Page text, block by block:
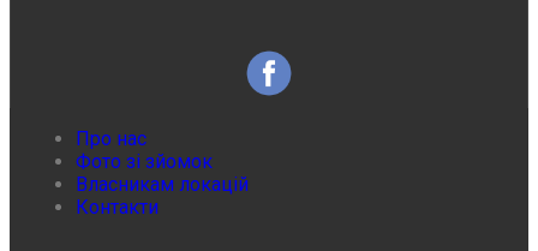
Про нас
Фото зі зйомок
Власникам локацій
Контакти